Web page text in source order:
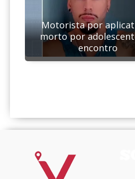
Motorista por
morto por
encontro